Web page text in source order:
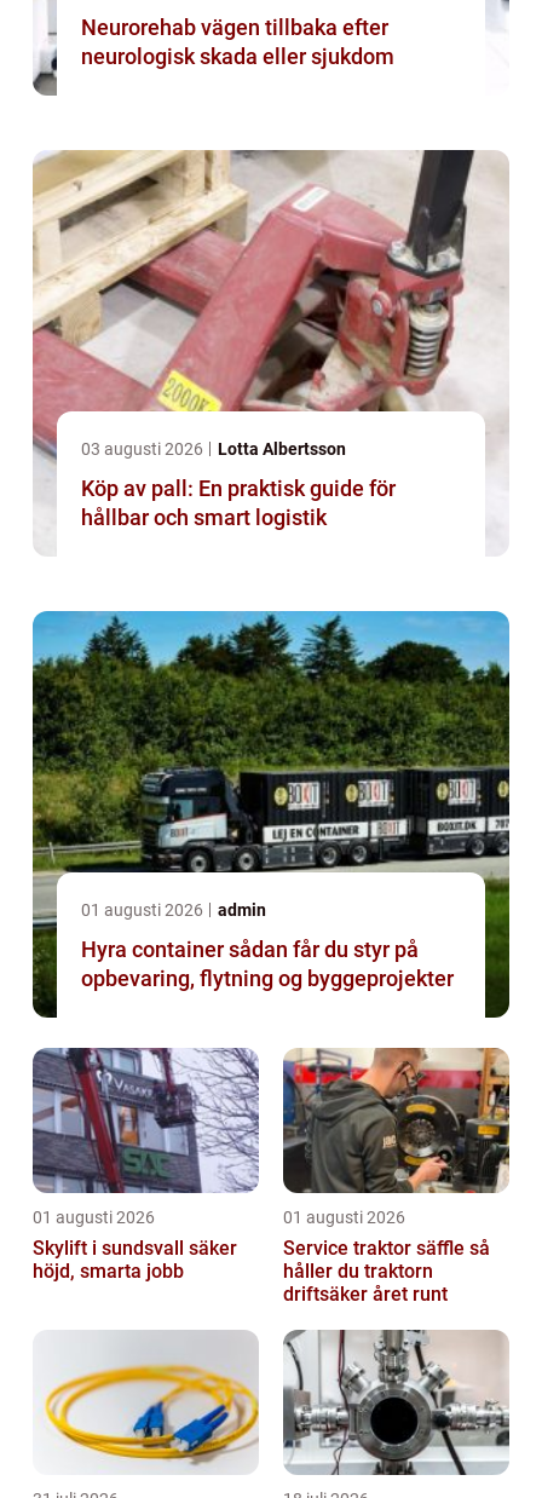
Neurorehab vägen tillbaka efter
neurologisk skada eller sjukdom
03 augusti 2026 Lotta Albertsson
Köp av pall: En praktisk guide för
hållbar och smart logistik
01 augusti 2026 admin
Hyra container sådan får du styr på
opbevaring, flytning og byggeprojekter
01 augusti 2026
Skylift i sundsvall säker
höjd, smarta jobb
01 augusti 2026
Service traktor säffle så
håller du traktorn
driftsäker året runt